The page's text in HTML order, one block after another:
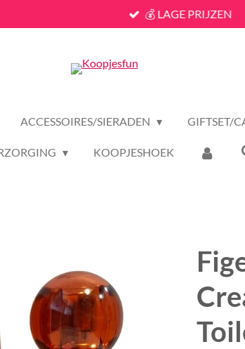
💰 LAGE PRIJZEN
ACCESSOIRES/SIERADEN GIFTSET/
KOOPJESHOEK